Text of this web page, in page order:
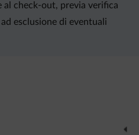
al check-out, previa verifica
esclusione di eventuali